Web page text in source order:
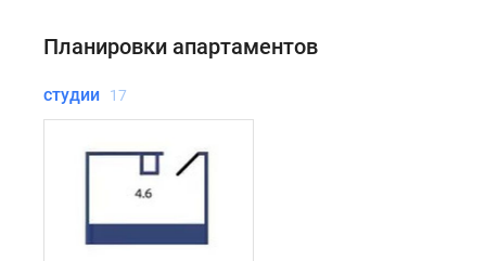
расчет,
ипотека,
субсидии
и
рассрочка
Планировки апартаментов
студии 17